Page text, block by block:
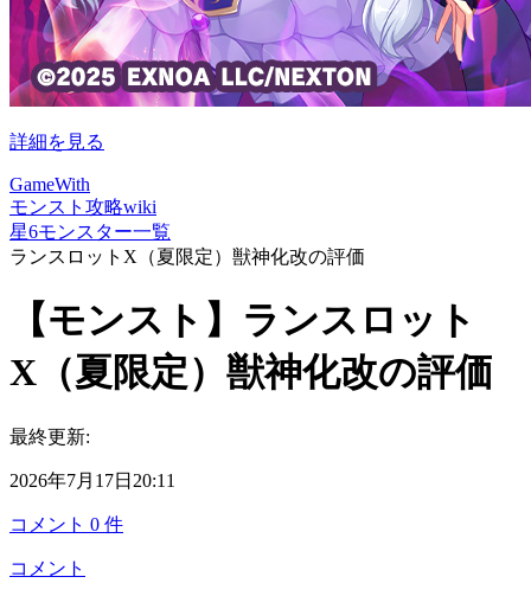
詳細を見る
GameWith
モンスト攻略wiki
星6モンスター一覧
ランスロットX（夏限定）獣神化改の評価
【モンスト】ランスロット
X（夏限定）獣神化改の評価
最終更新:
2026年7月17日20:11
コメント 0 件
コメント